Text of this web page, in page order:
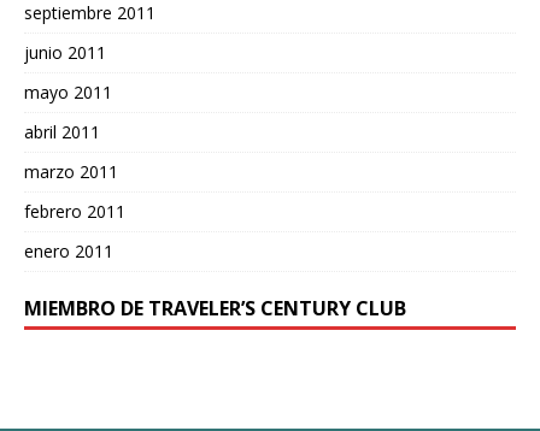
septiembre 2011
junio 2011
mayo 2011
abril 2011
marzo 2011
febrero 2011
enero 2011
MIEMBRO DE TRAVELER’S CENTURY CLUB